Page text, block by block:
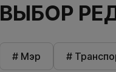
ВЫБОР
# Мэр #